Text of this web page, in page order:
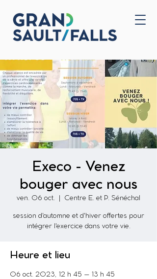
Accueil
Execo - Venez
bouger avec nous
ven. 06 oct. Centre E. et P. Sénéchal
session d'automne et d'hiver offertes pour
intégrer l'exercice dans votre vie.
Heure et lieu
06 oct. 2023, 12 h 45 – 13 h 45